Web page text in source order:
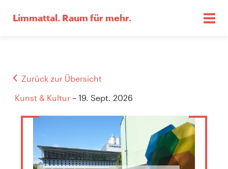
Limmattal. Raum für mehr.
Zurück zur Übersicht
Kunst & Kultur – 19. Sept. 2026